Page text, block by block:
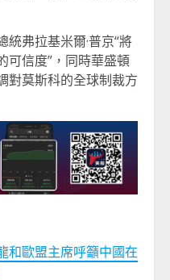
弗拉基米爾·普京“將
可信度”，同時華盛頓
對莫斯科的全球制裁方
和歐盟主席呼籲中國在